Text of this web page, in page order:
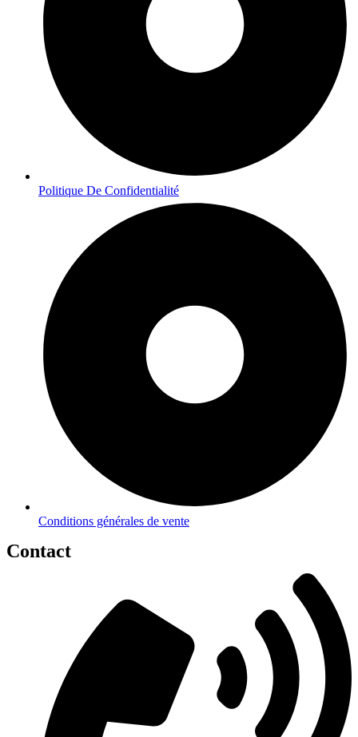
Politique De Confidentialité
Conditions générales de vente
Contact